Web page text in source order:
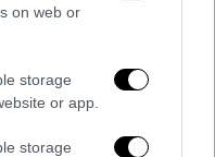
on web or
storage
or app.
storage